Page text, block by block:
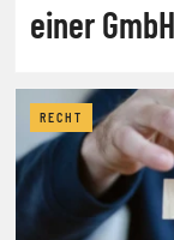
einer
RECHT